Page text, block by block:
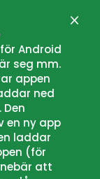
Android
seg mm.
appen
ned
en ny app
laddar
(för
att